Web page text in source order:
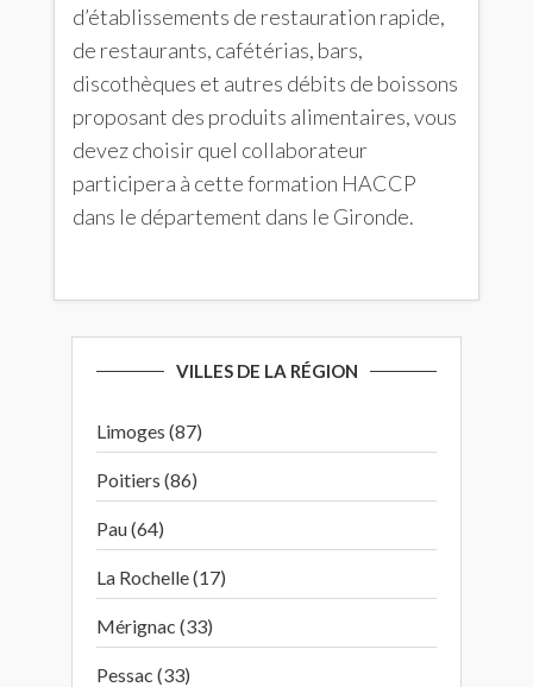
d’établissements de restauration rapide,
de restaurants, cafétérias, bars,
discothèques et autres débits de boissons
proposant des produits alimentaires, vous
devez choisir quel collaborateur
participera à cette formation HACCP
dans le département dans le Gironde.
VILLES DE LA RÉGION
Limoges (87)
Poitiers (86)
Pau (64)
La Rochelle (17)
Mérignac (33)
Pessac (33)